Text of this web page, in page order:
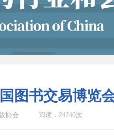
图书交易博览
协会 阅读：24240次